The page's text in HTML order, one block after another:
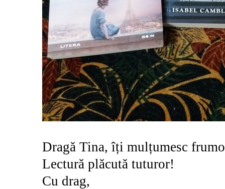
Dragă Tina, îți mulțumesc
Lectură plăcută tuturor!
Cu drag,